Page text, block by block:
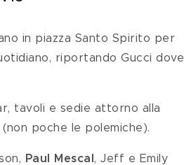
in piazza Santo Spirito per
riportando Gucci dove
tavoli e sedie attorno alla
poche le polemiche).
Paul Mescal , Jeff e Emily